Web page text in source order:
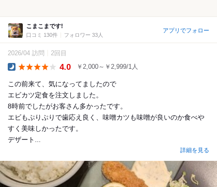
こまこまです!
口コミ 130件 フォロワー 33人
アプリでフォロー
2026/04 訪問 2回目
4.0 ￥2,000～￥2,999/1人
この前来て、気になってましたので
エビカツ定食を注文しました。
8時前でしたがお客さん多かったです。
エビもぷりぷりで歯応え良く、味噌カツも味噌が良いのか食べや
すく美味しかったです。
デザート...
詳細を見る